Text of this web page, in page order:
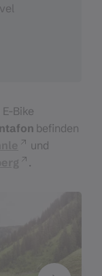
Bike
befinden
und
.